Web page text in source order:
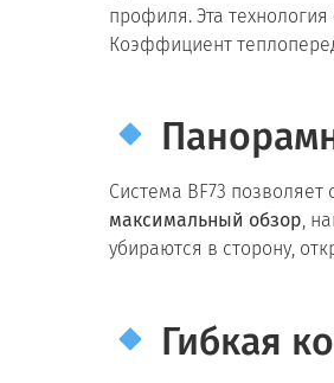
профиля. Эта технология
Коэффициент
Система BF73 позволяет
максимальный обзор,
убираются в сторону,
Гибкая